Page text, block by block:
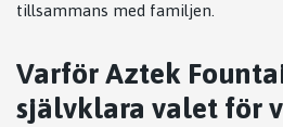
tillsammans med familjen.
Varför Aztek
självklara valet för